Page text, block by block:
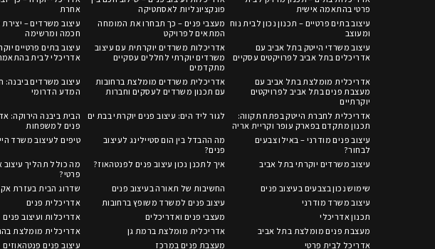
פרטי בהתאמה אישית
פונקציונליות לאסתטיקה
אחרת
עיצוב בתים פרטיים – תכנון נכון לבית נוח
ומעוצב
מעצבי פנים – כך תבחרו את המומחה
המתאים לפרויקט
עיצוב משרדים –
חכמה ומרשימה
עיצוב משרדי הייטק בתל אביב עם
אדריכלים בתל אביב לפרויקטים עסקיים
אדריכלות משרדים יוקרתית עם עיצוב
משרדים יוקרתי לחללים עסקיים
מתקדמים
עיצוב בתים פרטיים
אדריכלי לבית
אדריכלית מומלצת בתל אביב עם
מעצבת פנים בתל אביב לפרויקטים
יוקרתיים
אדריכלית משרדים מומלצת ברחובות
עם תכנון משרדים לעסקים וחברות
עיצוב משרדים
המדע הדרומי
אדריכלית לחברת הייטק בפתח תקווה:
תכנון מתקדם בפארק עופר וקריית אריה
לגור ליד הים: עיצוב פנים יוקרתי בבת ים
הבית ביבנה הירוקה:
פנים למשפחות
עיצוב פנים מודרני – באילו צבעים
לבחור?
מה ההבדל בין הום סטיילינג לעיצוב
פנים?
טיפים לעיצוב משרד
עיצוב משרדים יוקרתי בתל אביב איך לתכנן נכון עיצוב פנים לפנטהאוז?
מה כולל תהליך עיצוב
פרטי?
שימוש נכון בצבעים בעיצוב פנים החשיבות של תאורה בעיצוב פנים שדרוג הבית בעזרת
עיצוב משרד מודרני
עיצוב פנים למשרד משופץ ברחובות אדריכלית פנים
תכנון אדריכלי
מעצבי פנים ואדריכלים אדריכלות ועיצוב פנים
מעצבת פנים מומלצת בתל אביב
אדריכלית מומלצת ברמת גן אדריכלית מומלצת
אדריכל לבית פרטי
מעצבת פנים במרכז עיצוב פנים פנטהאוזים